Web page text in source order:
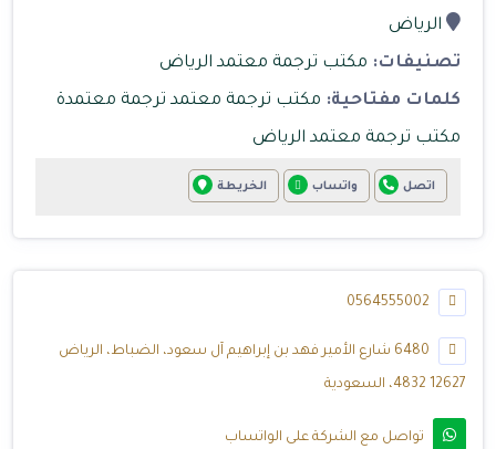
الرياض
تصنيفات: مكتب ترجمة معتمد الرياض
كلمات مفتاحية: مكتب ترجمة معتمد ترجمة معتمدة
مكتب ترجمة معتمد الرياض
اتصل واتساب الخريطة
6480 شارع الأمير فهد بن إبراهيم آل سعود، الضباط، الرياض
12627 4832، السعودية
تواصل مع الشركة على الواتساب